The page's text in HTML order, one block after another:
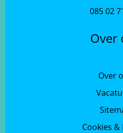
085 02
Over
Over
Cookies &